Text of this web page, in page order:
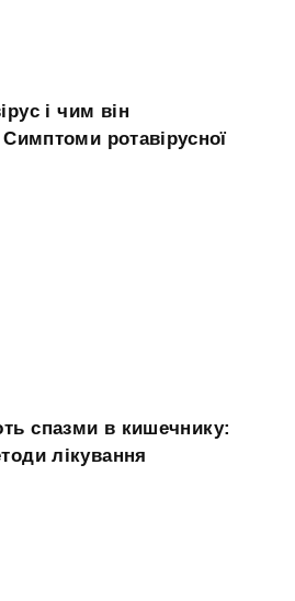
і чим він
ротавірусної
спазми в кишечнику:
лікування